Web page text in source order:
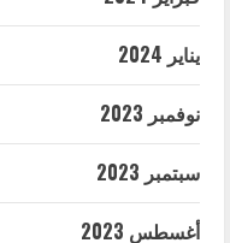
يناير 2024
نوفمبر 2023
سبتمبر 2023
أغسطس 2023